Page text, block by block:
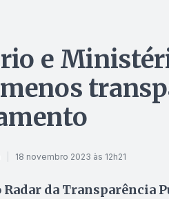
e
18 novembro 2023 às 12h21
Radar da Transparência